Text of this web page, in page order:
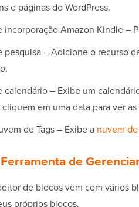
e páginas do WordPress.
incorporação Amazon Kindle –
pesquisa – Adicione o recurso
calendário – Exibe um
cliquem em uma data para ver
de Tags – Exibe a nuvem
de
de blocos vem com vários
próprios blocos.